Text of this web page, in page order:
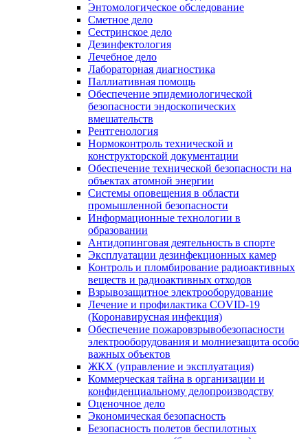
Энтомологическое обследование
Сметное дело
Сестринское дело
Дезинфектология
Лечебное дело
Лабораторная диагностика
Паллиативная помощь
Обеспечение эпидемиологической
безопасности эндоскопических
вмешательств
Рентгенология
Нормоконтроль технической и
конструкторской документации
Обеспечение технической безопасности на
объектах атомной энергии
Системы оповещения в области
промышленной безопасности
Информационные технологии в
образовании
Антидопинговая деятельность в спорте
Эксплуатации дезинфекционных камер
Контроль и пломбирование радиоактивных
веществ и радиоактивных отходов
Взрывозащитное электрооборудование
Лечение и профилактика COVID-19
(Коронавирусная инфекция)
Обеспечение пожаровзрывобезопасности
электрооборудования и молниезащита особо
важных объектов
ЖКХ (управление и эксплуатация)
Коммерческая тайна в организации и
конфиденциальному делопроизводству
Оценочное дело
Экономическая безопасность
Безопасность полетов беспилотных